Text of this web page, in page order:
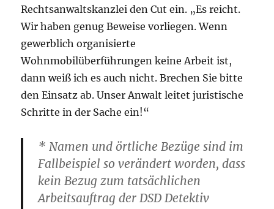
Rechtsanwaltskanzlei den Cut ein. „Es reicht.
Wir haben genug Beweise vorliegen. Wenn
gewerblich organisierte
Wohnmobilüberführungen keine Arbeit ist,
dann weiß ich es auch nicht. Brechen Sie bitte
den Einsatz ab. Unser Anwalt leitet juristische
Schritte in der Sache ein!“
* Namen und örtliche Bezüge sind im
Fallbeispiel so verändert worden, dass
kein Bezug zum tatsächlichen
Arbeitsauftrag der DSD Detektiv